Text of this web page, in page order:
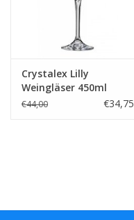
Crystalex Lilly
Weingläser 450ml
€44,00 €34,75